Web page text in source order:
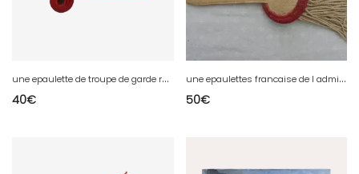
u
ne epaulette de troupe de garde republicain
40€
u
ne epaulettes francaise de l administration militaire de 1 guerre
50€